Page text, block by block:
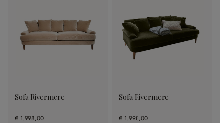
Sofa Rivermere
€ 1.998,00
Sofa Rivermere
€ 1.998,00